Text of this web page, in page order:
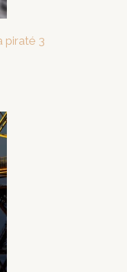
piraté 3